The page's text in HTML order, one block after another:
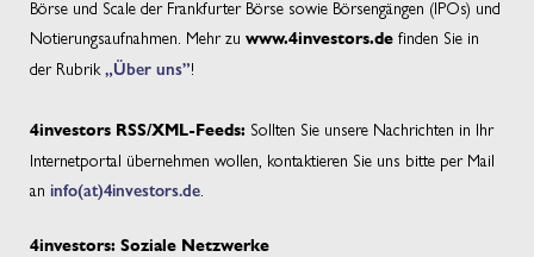
Börse und Scale der Frankfurter Börse sowie Börsengängen (IPOs) und
Notierungsaufnahmen. Mehr zu www.4investors.de finden Sie in
der Rubrik „Über uns”!
4investors RSS/XML-Feeds: Sollten Sie unsere Nachrichten in Ihr
Internetportal übernehmen wollen, kontaktieren Sie uns bitte per Mail
an info(at)4investors.de
4investors: Soziale Netzwerke